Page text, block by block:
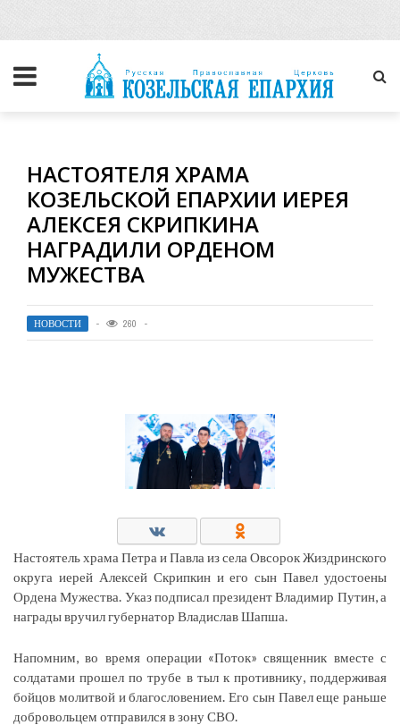
НАСТОЯТЕЛЯ ХРАМА
КОЗЕЛЬСКОЙ ЕПАРХИИ ИЕРЕЯ
АЛЕКСЕЯ СКРИПКИНА
НАГРАДИЛИ ОРДЕНОМ
МУЖЕСТВА
НОВОСТИ 260
Настоятель храма Петра и Павла из села Овсорок Жиздринского
округа иерей Алексей Скрипкин и его сын Павел удостоены
Ордена Мужества. Указ подписал президент Владимир Путин, а
награды вручил губернатор Владислав Шапша.
Напомним, во время операции «Поток» священник вместе с
солдатами прошел по трубе в тыл к противнику, поддерживая
бойцов молитвой и благословением. Его сын Павел еще раньше
добровольцем отправился в зону СВО.